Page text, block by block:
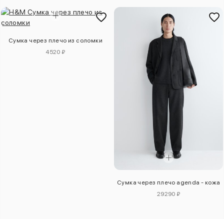
Сумка через плечо из соломки
4520 ₽
Сумка через плечо agenda - кожа
29290 ₽